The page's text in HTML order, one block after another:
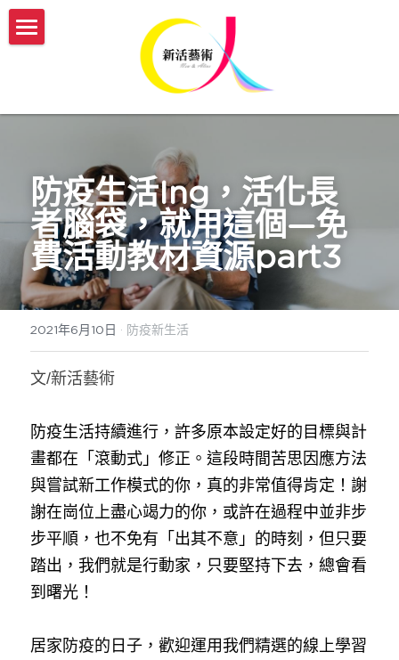
生命故事書
【機構據點】延緩模組與藝術輔療課程
【個人】藝術輔療團體課
【個人】到府藝術輔療
【政府企業】手作舒壓課程
【政府企業】工作坊
藝術輔療師介紹
【實體】傳承藝術帶領者培訓班
【線上】熟齡活動帶領師資培訓
【實體/線上】藝術輔療課程、生命故事書
年度開課一覽表
參與志工服務
媒體報導
新活部落格
ESG/CSR 企業服務
english
會員登入
色彩動物祝福卡
數位祝福轉盤
搜索
防疫生活Ing，活化長
者腦袋，就用這個—免
費活動教材資源part3
2021年6月10日 · 防疫新生活
文/新活藝術
防疫生活持續進行，許多原本設定好的目標與計
畫都在「滾動式」修正。這段時間苦思因應方法
與嘗試新工作模式的你，真的非常值得肯定！謝
謝在崗位上盡心竭力的你，或許在過程中並非步
步平順，也不免有「出其不意」的時刻，但只要
踏出，我們就是行動家，只要堅持下去，總會看
到曙光！
居家防疫的日子，歡迎運用我們精選的線上學習